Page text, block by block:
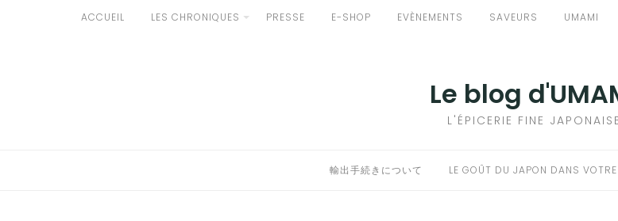
ACCUEIL LES CHRONIQUES PRESSE E-SHOP EVÈNEMENTS SAVEURS UMAMI
Le blog
L'ÉPICERIE FINE JAPONAISE
輸出手続きについて LE GOÛT DU JAPON DANS